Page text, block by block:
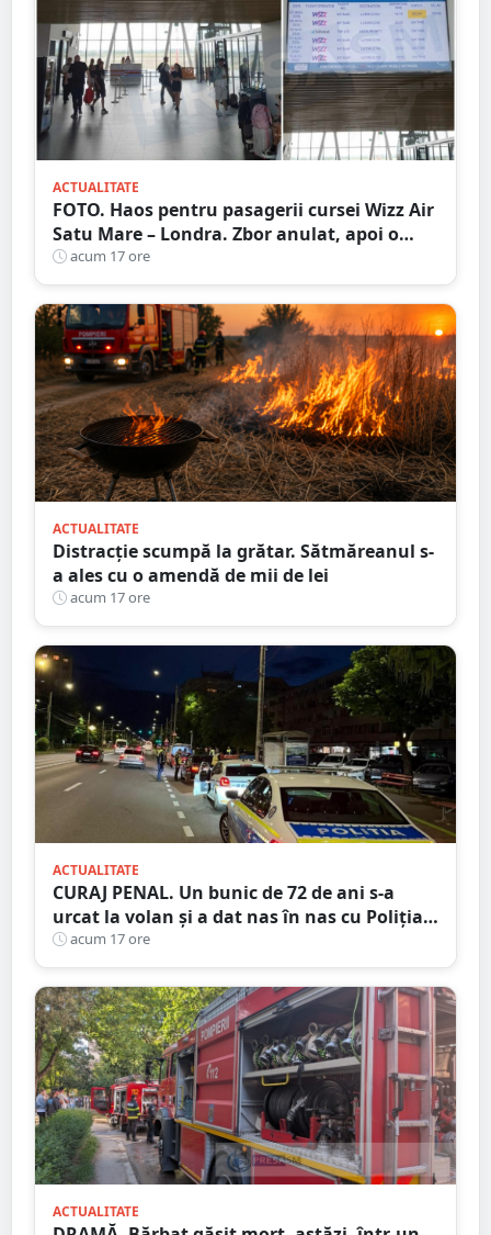
ACTUALITATE
FOTO. Haos pentru pasagerii cursei Wizz Air
Satu Mare – Londra. Zbor anulat, apoi o
nouă întârziere. Fără explicații clare
acum 17 ore
ACTUALITATE
Distracție scumpă la grătar. Sătmăreanul s-
a ales cu o amendă de mii de lei
acum 17 ore
ACTUALITATE
CURAJ PENAL. Un bunic de 72 de ani s-a
urcat la volan și a dat nas în nas cu Poliția
Satu Mare
acum 17 ore
ACTUALITATE